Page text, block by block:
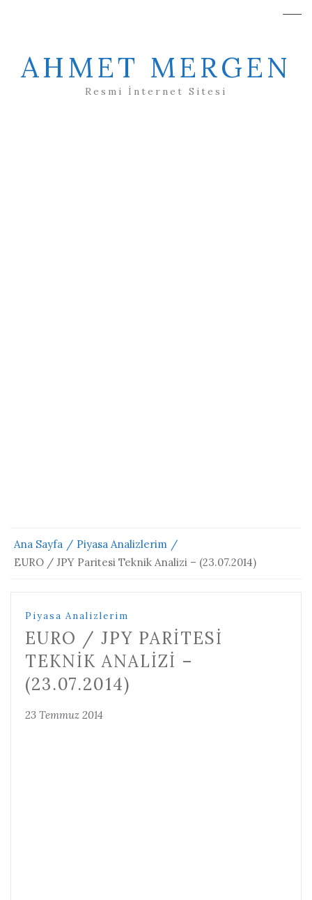
AHMET MERGEN
Resmi İnternet Sitesi
Ana Sayfa
Piyasa Analizlerim
EURO / JPY Paritesi Teknik Analizi – (23.07.2014)
Piyasa Analizlerim
EURO / JPY PARITESI
TEKNIK ANALIZI –
(23.07.2014)
23 Temmuz 2014